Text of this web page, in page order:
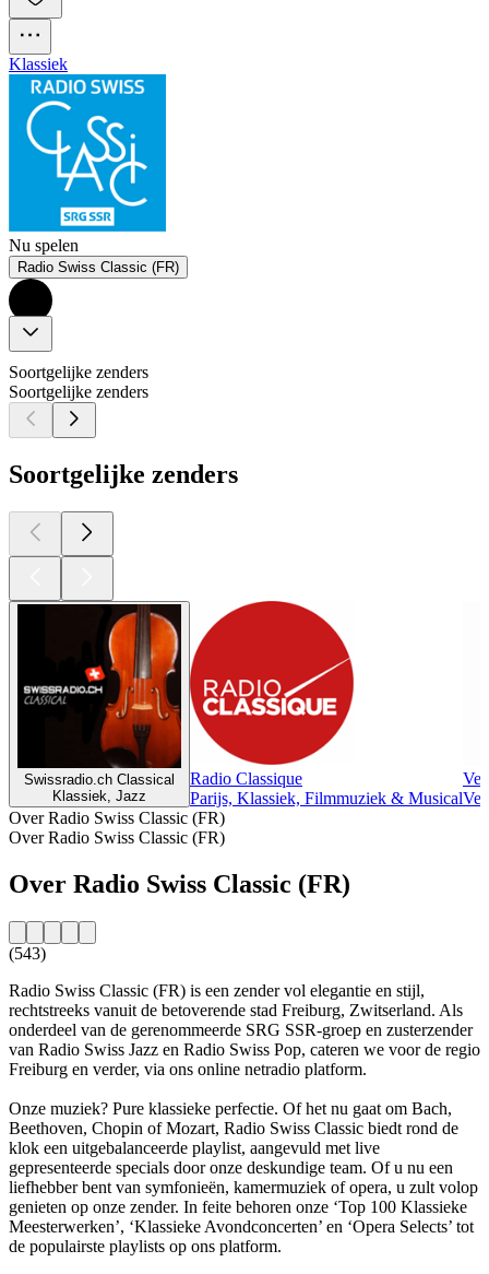
Klassiek
Nu spelen
Radio Swiss Classic (FR)
Soortgelijke zenders
Soortgelijke zenders
Soortgelijke zenders
Swissradio.ch Classical
Klassiek, Jazz
Radio Classique
Parijs, Klassiek, Filmmuziek & Musical
Over Radio Swiss Classic (FR)
Over Radio Swiss Classic (FR)
Over Radio Swiss Classic (FR)
(543)
Radio Swiss Classic (FR) is een zender vol elegantie en stijl,
rechtstreeks vanuit de betoverende stad Freiburg, Zwitserland. Als
onderdeel van de gerenommeerde SRG SSR-groep en zusterzender
van Radio Swiss Jazz en Radio Swiss Pop, cateren we voor de regio
Freiburg en verder, via ons online netradio platform.
Onze muziek? Pure klassieke perfectie. Of het nu gaat om Bach,
Beethoven, Chopin of Mozart, Radio Swiss Classic biedt rond de
klok een uitgebalanceerde playlist, aangevuld met live
gepresenteerde specials door onze deskundige team. Of u nu een
liefhebber bent van symfonieën, kamermuziek of opera, u zult volop
genieten op onze zender. In feite behoren onze ‘Top 100 Klassieke
Meesterwerken’, ‘Klassieke Avondconcerten’ en ‘Opera Selects’ tot
de populairste playlists op ons platform.